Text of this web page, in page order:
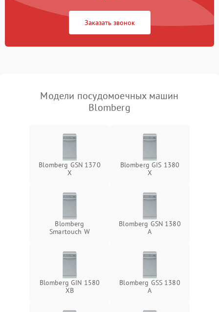
Сбои в работе таймера 1700 ₽
Заказать звонок
Модели посудомоечных машин
Blomberg
Blomberg GSN 1370
X
Blomberg GIS 1380
X
Blomberg
Smartouch W
Blomberg GSN 1380
A
Blomberg GIN 1580
XB
Blomberg GSS 1380
А